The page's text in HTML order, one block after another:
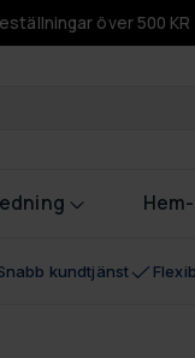
över 500 KR
kundtjänst